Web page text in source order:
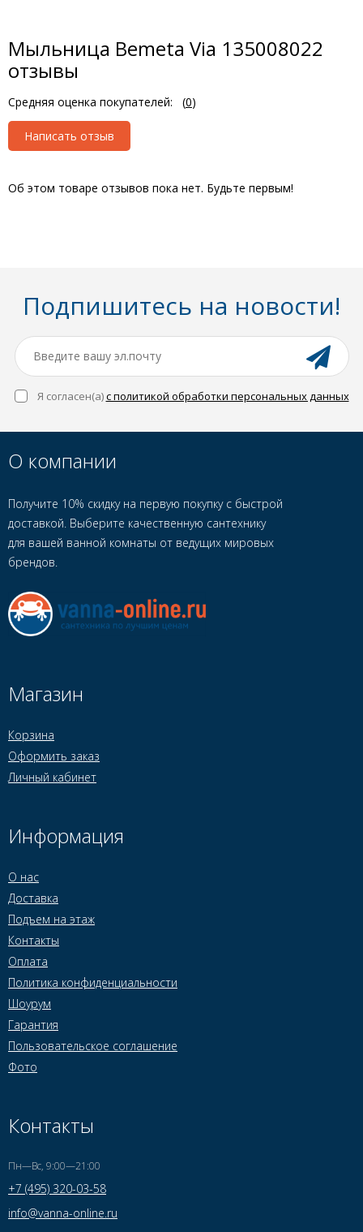
Мыльница Bemeta Via 135008022
отзывы
Средняя оценка покупателей: (0)
Написать отзыв
Об этом товаре отзывов пока нет. Будьте первым!
Подпишитесь на новости!
Я согласен(a)с политикой обработки персональных данных
О компании
Получите 10% скидку на первую покупку с быстрой
доставкой. Выберите качественную сантехнику
для вашей ванной комнаты от ведущих мировых
брендов.
Магазин
Корзина
Оформить заказ
Личный кабинет
Информация
О нас
Доставка
Подъем на этаж
Контакты
Оплата
Политика конфиденциальности
Шоурум
Гарантия
Пользовательское соглашение
Фото
Контакты
Пн—Вс, 9:00—21:00
+7 (495) 320-03-58
info@vanna-online.ru